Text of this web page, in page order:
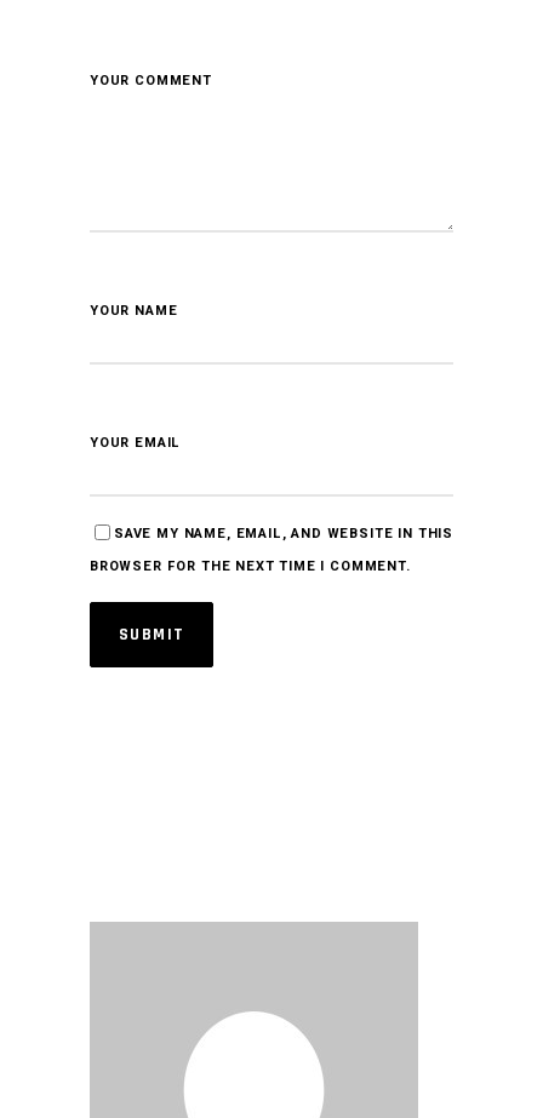
YOUR COMMENT
YOUR NAME
YOUR EMAIL
SAVE MY NAME, EMAIL, AND WEBSITE IN THIS
BROWSER FOR THE NEXT TIME I COMMENT.
SUBMIT